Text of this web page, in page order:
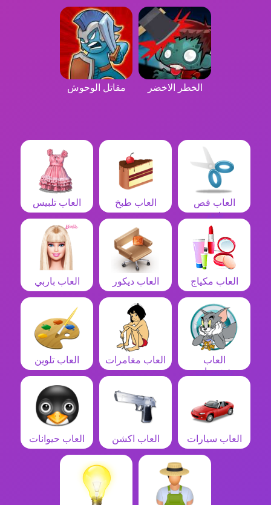
الخطر الاخضر مقاتل الوحوش
العاب قص
شعر
العاب طبخ العاب تلبيس
العاب مكياج العاب ديكور العاب باربي
العاب
شخصيات
العاب مغامرات العاب تلوين
العاب سيارات العاب اكشن العاب حيوانات